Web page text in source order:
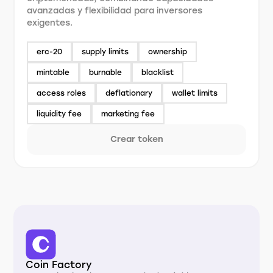
avanzadas y flexibilidad para inversores
exigentes.
erc-20 supply limits ownership
mintable burnable blacklist
access roles deflationary wallet limits
liquidity fee marketing fee
Crear token
Coin Factory